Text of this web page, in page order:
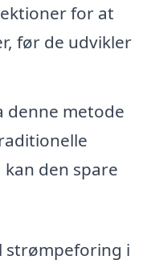
for at
før de udvikler
denne metode
den spare
strømpeforing i